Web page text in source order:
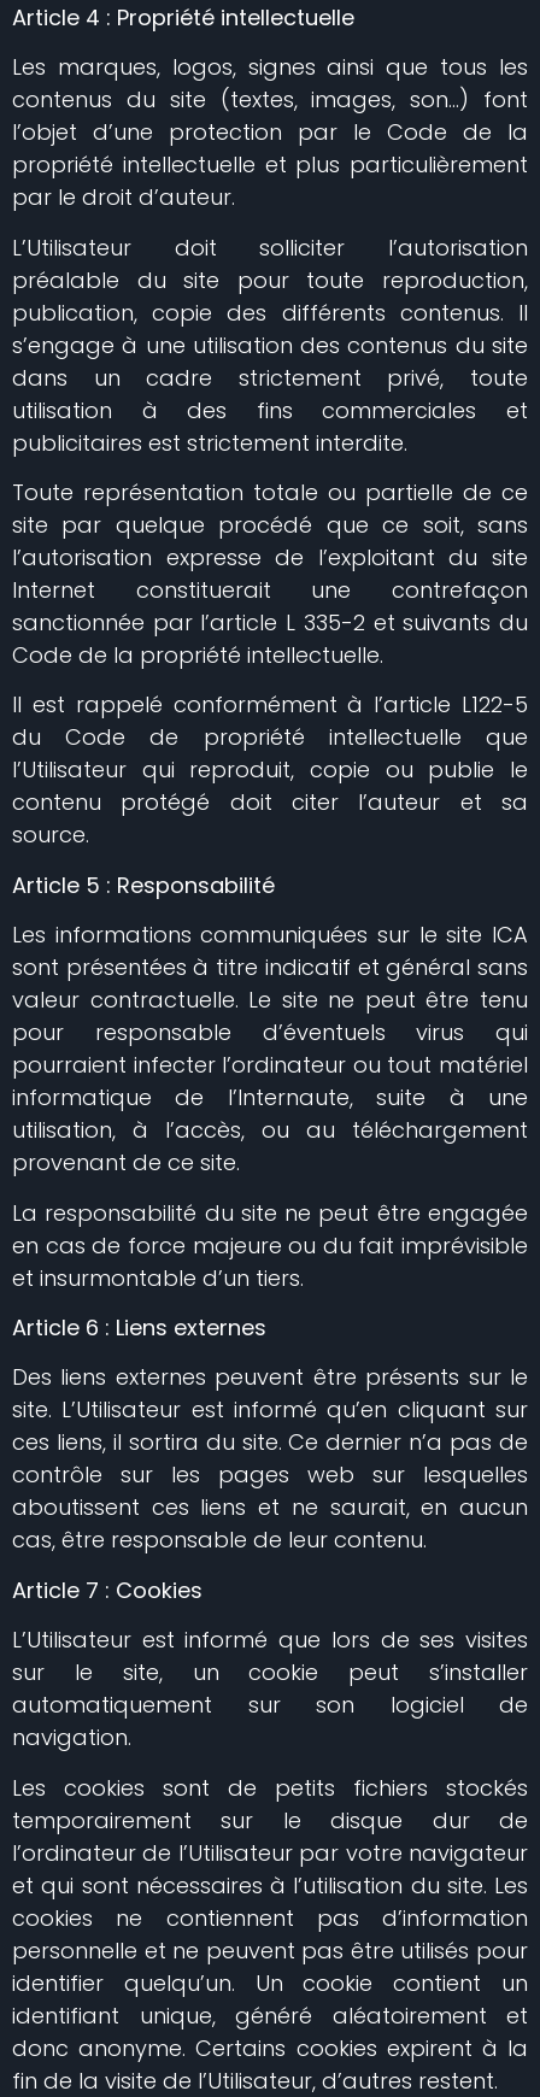
Article 4 : Propriété intellectuelle
Les marques, logos, signes ainsi que tous les
contenus du site (textes, images, son…) font
l’objet d’une protection par le Code de la
propriété intellectuelle et plus particulièrement
par le droit d’auteur.
L’Utilisateur doit solliciter l’autorisation
préalable du site pour toute reproduction,
publication, copie des différents contenus. Il
s’engage à une utilisation des contenus du site
dans un cadre strictement privé, toute
utilisation à des fins commerciales et
publicitaires est strictement interdite.
Toute représentation totale ou partielle de ce
site par quelque procédé que ce soit, sans
l’autorisation expresse de l’exploitant du site
Internet constituerait une contrefaçon
sanctionnée par l’article L 335-2 et suivants du
Code de la propriété intellectuelle.
Il est rappelé conformément à l’article L122-5
du Code de propriété intellectuelle que
l’Utilisateur qui reproduit, copie ou publie le
contenu protégé doit citer l’auteur et sa
source.
Article 5 : Responsabilité
Les informations communiquées sur le site ICA
sont présentées à titre indicatif et général sans
valeur contractuelle. Le site ne peut être tenu
pour responsable d’éventuels virus qui
pourraient infecter l’ordinateur ou tout matériel
informatique de l’Internaute, suite à une
utilisation, à l’accès, ou au téléchargement
provenant de ce site.
La responsabilité du site ne peut être engagée
en cas de force majeure ou du fait imprévisible
et insurmontable d’un tiers.
Article 6 : Liens externes
Des liens externes peuvent être présents sur le
site. L’Utilisateur est informé qu’en cliquant sur
ces liens, il sortira du site. Ce dernier n’a pas de
contrôle sur les pages web sur lesquelles
aboutissent ces liens et ne saurait, en aucun
cas, être responsable de leur contenu.
Article 7 : Cookies
L’Utilisateur est informé que lors de ses visites
sur le site, un cookie peut s’installer
automatiquement sur son logiciel de
navigation.
Les cookies sont de petits fichiers stockés
temporairement sur le disque dur de
l’ordinateur de l’Utilisateur par votre navigateur
et qui sont nécessaires à l’utilisation du site. Les
cookies ne contiennent pas d’information
personnelle et ne peuvent pas être utilisés pour
identifier quelqu’un. Un cookie contient un
identifiant unique, généré aléatoirement et
donc anonyme. Certains cookies expirent à la
fin de la visite de l’Utilisateur, d’autres restent.